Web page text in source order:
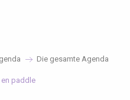
Die gesamte Agenda
en paddle